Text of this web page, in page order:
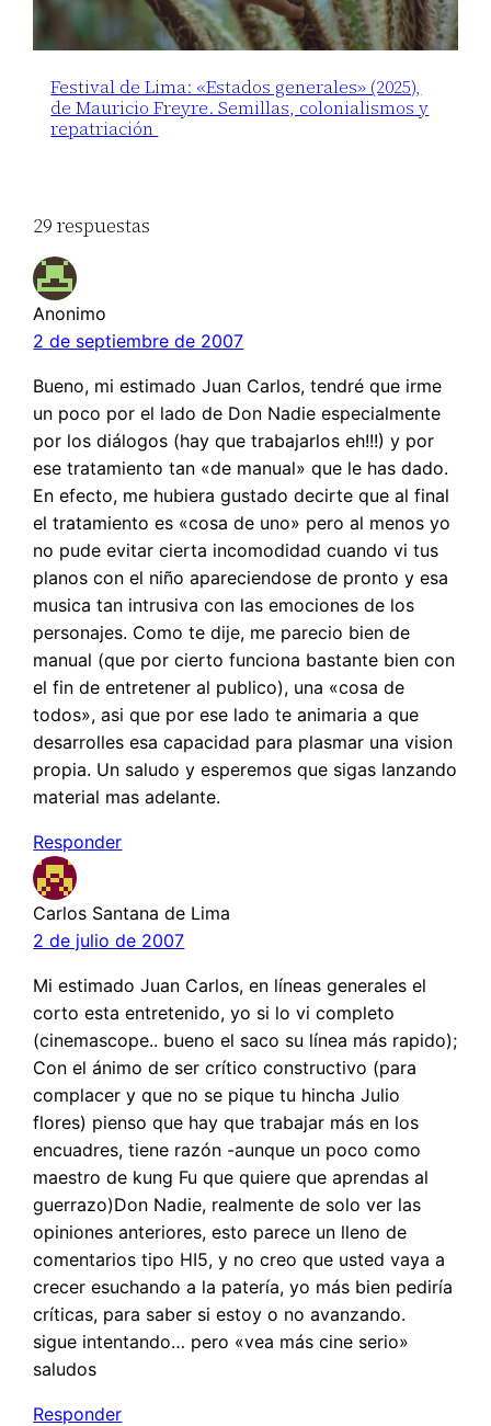
Festival de Lima: «Estados generales» (2025),
de Mauricio Freyre. Semillas, colonialismos y
repatriación
29 respuestas
Anonimo
2 de septiembre de 2007
Bueno, mi estimado Juan Carlos, tendré que irme
un poco por el lado de Don Nadie especialmente
por los diálogos (hay que trabajarlos eh!!!) y por
ese tratamiento tan «de manual» que le has dado.
En efecto, me hubiera gustado decirte que al final
el tratamiento es «cosa de uno» pero al menos yo
no pude evitar cierta incomodidad cuando vi tus
planos con el niño apareciendose de pronto y esa
musica tan intrusiva con las emociones de los
personajes. Como te dije, me parecio bien de
manual (que por cierto funciona bastante bien con
el fin de entretener al publico), una «cosa de
todos», asi que por ese lado te animaria a que
desarrolles esa capacidad para plasmar una vision
propia. Un saludo y esperemos que sigas lanzando
material mas adelante.
Responder
Carlos Santana de Lima
2 de julio de 2007
Mi estimado Juan Carlos, en líneas generales el
corto esta entretenido, yo si lo vi completo
(cinemascope.. bueno el saco su línea más rapido);
Con el ánimo de ser crítico constructivo (para
complacer y que no se pique tu hincha Julio
flores) pienso que hay que trabajar más en los
encuadres, tiene razón -aunque un poco como
maestro de kung Fu que quiere que aprendas al
guerrazo)Don Nadie, realmente de solo ver las
opiniones anteriores, esto parece un lleno de
comentarios tipo HI5, y no creo que usted vaya a
crecer esuchando a la patería, yo más bien pediría
críticas, para saber si estoy o no avanzando.
sigue intentando… pero «vea más cine serio»
saludos
Responder